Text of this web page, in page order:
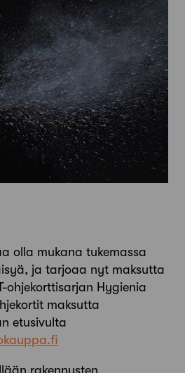
olla mukana tukemassa
ja tarjoaa nyt maksutta
ohjekorttisarjan Hygienia
maksutta
etusivulta